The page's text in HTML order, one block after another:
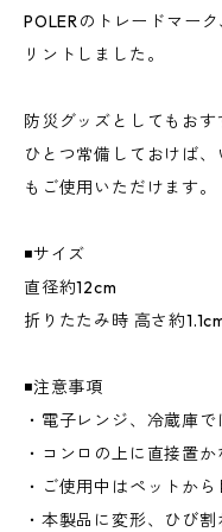
POLERのトレードマー
リントしました。
防災グッズとしてもおす
ひとつ常備しておけば
もご使用いただけます。
◾️サイズ
直径約12cm
折りたたみ時 高さ約
◾️注意事項
・電子レンジ、冷蔵庫
・コンロの上に直接置か
・ご使用中はペットか
・本製品に変形、ひび